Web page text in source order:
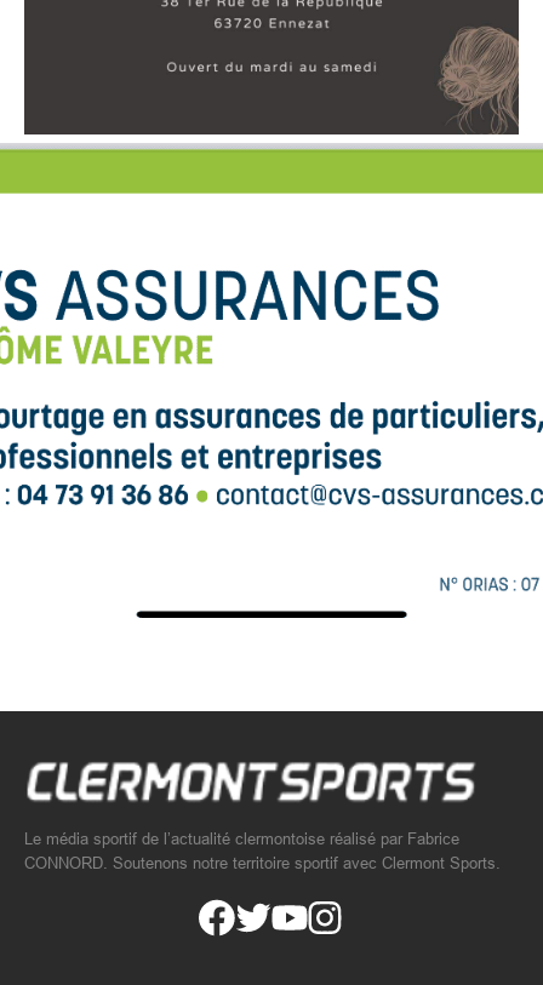
Le média sportif de l’actualité clermontoise réalisé par Fabrice
CONNORD. Soutenons notre territoire sportif avec Clermont Sports.